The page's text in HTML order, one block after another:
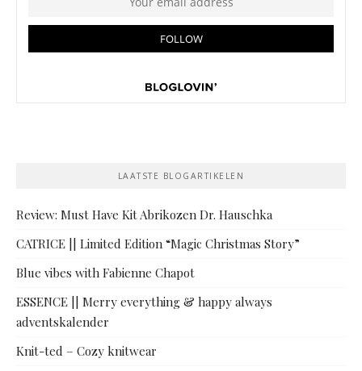
LAATSTE BLOGARTIKELEN
Review: Must Have Kit Abrikozen Dr. Hauschka
CATRICE || Limited Edition “Magic Christmas Story”
Blue vibes with Fabienne Chapot
ESSENCE || Merry everything & happy always
adventskalender
Knit-ted – Cozy knitwear